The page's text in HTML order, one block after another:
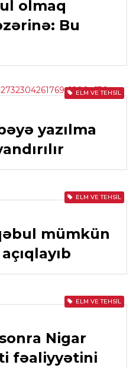
olmaq
Bu
ELM VE TEHSIL
yazılma
ELM VE TEHSIL
mümkün
ELM VE TEHSIL
Nigar
fəaliyyətini